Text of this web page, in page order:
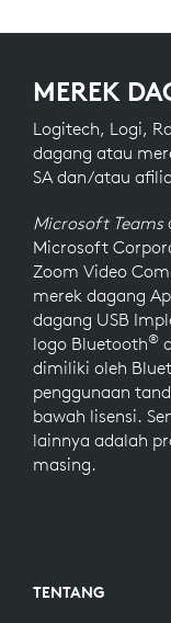
MEREK
Logitech, Logi,
dagang atau
SA dan/atau
Microsoft Teams
Microsoft
Zoom Video
merek dagang
dagang USB
logo Bluetooth®
dimiliki oleh
penggunaan
bawah lisensi.
lainnya adalah
masing.
TENTANG